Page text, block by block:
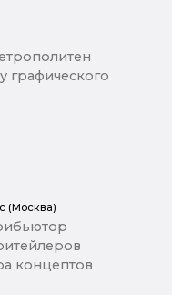
графического
(Москва)
концептов